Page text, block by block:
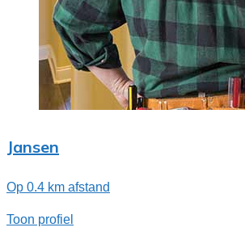
Jansen
Op 0.4 km afstand
Toon profiel